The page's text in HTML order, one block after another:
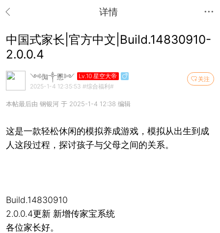
详情
中国式家长|官方中文|Build.14830910-
2.0.0.4
关注
༺倁༒慁༻ Lv.10 星空大帝
2025-1-4 12:35:53 #综合福利#
本帖最后由 钢银河 于 2025-1-4 12:38 编辑
这是一款轻松休闲的模拟养成游戏，模拟从出生到成
人这段过程，探讨孩子与父母之间的关系。
Build.14830910
2.0.0.4更新 新增传家宝系统
各位家长好。